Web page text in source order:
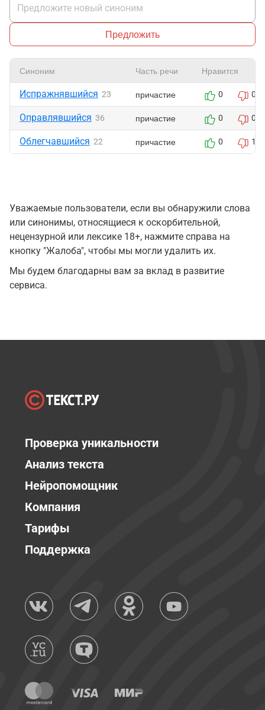
Предложить
Синоним Часть речи Нравится
Испражнявшийся 23 причастие 0 0
Оправлявшийся 36 причастие 0 0
Облегчавшийся 22 причастие 0 1
Уважаемые пользователи, если вы обнаружили слова
или синонимы, относящиеся к оскорбительной,
нецензурной или лексике 18+, нажмите справа на
кнопку "Жалоба", чтобы мы могли удалить их.
Мы будем благодарны вам за вклад в развитие
сервиса.
Проверка уникальности
Анализ текста
Нейропомощник
Компания
Тарифы
Поддержка